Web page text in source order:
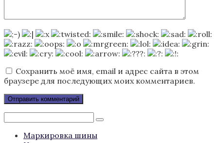
Сохранить моё имя, email и адрес сайта в этом
браузере для последующих моих комментариев.
Маркировка шины